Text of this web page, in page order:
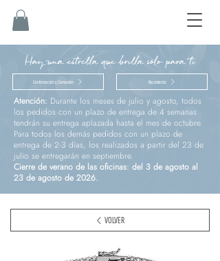
Hay una estrella que brilla sólo para ti
Confirmación y Comunión Nacimiento
Atención: Durante los meses de julio y agosto, todos
los pedidos con un plazo de entrega de 4 semanas
tendrán su entrega aplazada hasta el mes de octubre.
Para todos los demás pedidos con un plazo de
entrega de 2-3 días, los realizados a partir del 23 de
julio se entregarán en septiembre.
Cierre de verano de las oficinas: del 3 de agosto al
23 de agosto de 2026.
VOLVER